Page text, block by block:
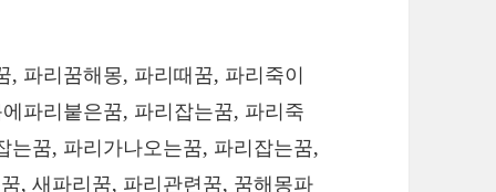
파리꿈해몽, 파리때꿈, 파리죽이
파리붙은꿈, 파리잡는꿈, 파리죽
는꿈, 파리가나오는꿈, 파리잡는꿈,
, 새파리꿈, 파리관련꿈, 꿈해몽파